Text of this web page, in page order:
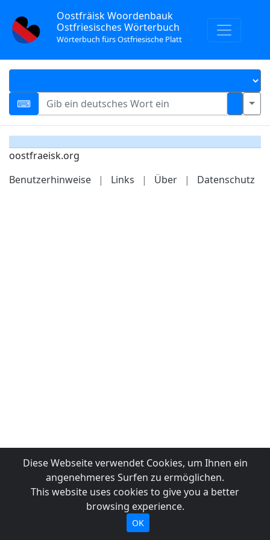
Oostfräisk Woordenbauk
Ostfriesisches Wörterbuch
Wörterbuch fürs Ostfriesische Platt
oostfraeisk.org
Benutzerhinweise
| Links | Über | Datenschutz
Diese Webseite verwendet Cookies, um Ihnen ein
angenehmeres Surfen zu ermöglichen.
This website uses cookies to give you a better
browsing experience.
OK